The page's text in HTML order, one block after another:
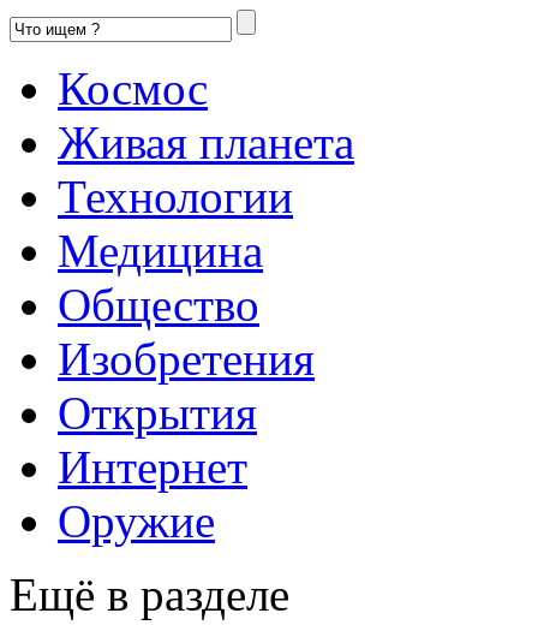
Космос
Живая планета
Технологии
Медицина
Общество
Изобретения
Открытия
Интернет
Оружие
Ещё в разделе